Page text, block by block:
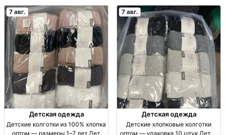
7 авг.
Детская одежда
Детские колготки из 100% хлопка
оптом — размеры 1–7 лет Дет.
7 авг.
Детская одежда
Детские хлопковые колготки
оптом — упаковка 10 штук Дет. х/